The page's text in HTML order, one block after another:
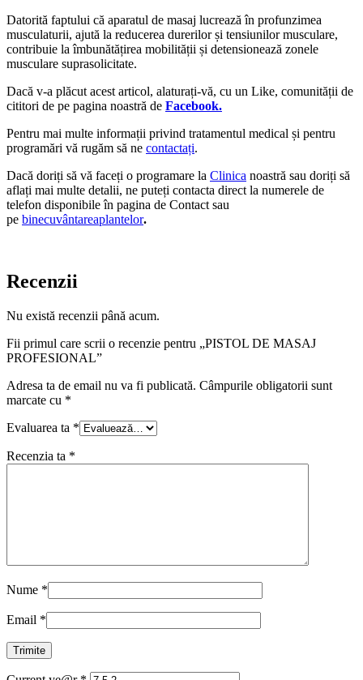
Datorită faptului că aparatul de masaj lucrează în profunzimea
musculaturii, ajută la reducerea durerilor și tensiunilor musculare,
contribuie la îmbunătățirea mobilității și detensionează zonele
musculare suprasolicitate.
Dacă v-a plăcut acest articol, alaturați-vă, cu un Like, comunității de
cititori de pe pagina noastră de Facebook.
Pentru mai multe informații privind tratamentul medical și pentru
programări vă rugăm să ne contactați.
Dacă doriți să vă faceți o programare la Clinica noastră sau doriți să
aflați mai multe detalii, ne puteți contacta direct la numerele de
telefon disponibile în pagina de Contact sau
pe binecuvântareaplantelor.
Recenzii
Nu există recenzii până acum.
Fii primul care scrii o recenzie pentru „PISTOL DE MASAJ
PROFESIONAL”
Adresa ta de email nu va fi publicată. Câmpurile obligatorii sunt
marcate cu *
Evaluarea ta *
Recenzia ta *
Nume *
Email *